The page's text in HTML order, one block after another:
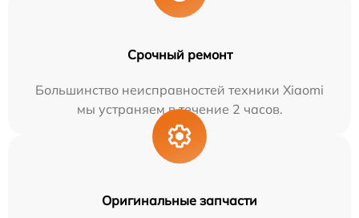
Срочный ремонт
Большинство неисправностей техники Xiaomi
мы устраняем в течение 2 часов.
Оригинальные запчасти